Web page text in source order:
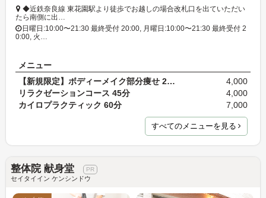
◆近鉄奈良線 東花園駅より徒歩でお越しの場合改札口を出ていただい
たら南側に出…
日曜日:10:00〜21:30 最終受付 20:00, 月曜日:10:00〜21:30 最終受付 2
0:00, 火…
メニュー
【新規限定】ボディーメイク部分痩せ 2コース・チョ…
4,000
リラクゼーションコース 45分
4,000
カイロプラクティック 60分
7,000
すべてのメニューを見る
整体院 献身堂
セイタイイン ケンシンドウ